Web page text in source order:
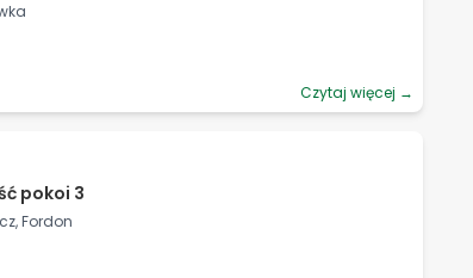
Czytaj więcej →
pokoi 3
Fordon